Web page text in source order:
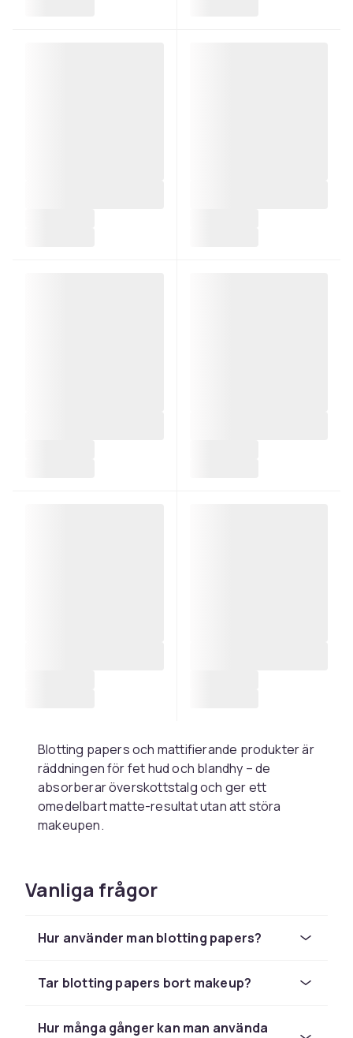
Blotting papers och mattifierande produkter är
räddningen för fet hud och blandhy – de
absorberar överskottstalg och ger ett
omedelbart matte-resultat utan att störa
makeupen.
hur fungerar de?
bambu eller silkespapper som absorberar talg
och svett utan att ta bort makeup. Pressa
inte – så absorberas oljan utan att rubba
Vanliga frågor
Hur använder man blotting papers?
Tar blotting papers bort makeup?
Hur många gånger kan man använda